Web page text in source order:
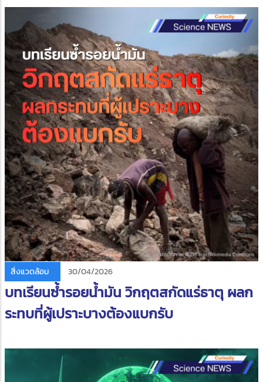
สิ่งแวดล้อม 30/04/2026
บทเรียนซ้ำรอยน้ำมัน วิกฤตสกัดแร่ธาตุ ผลก
ระทบที่ผู้เปราะบางต้องแบกรับ